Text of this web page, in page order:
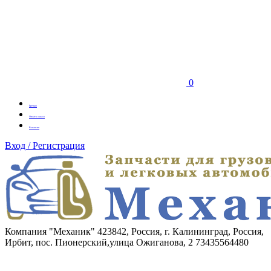
0
Бренды
Оплата заказа
Вакансии
Вход / Регистрация
Компания "Механик" 423842, Россия, г. Калининград, Россия,
Ирбит, пос. Пионерский,улица Ожиганова, 2 73435564480